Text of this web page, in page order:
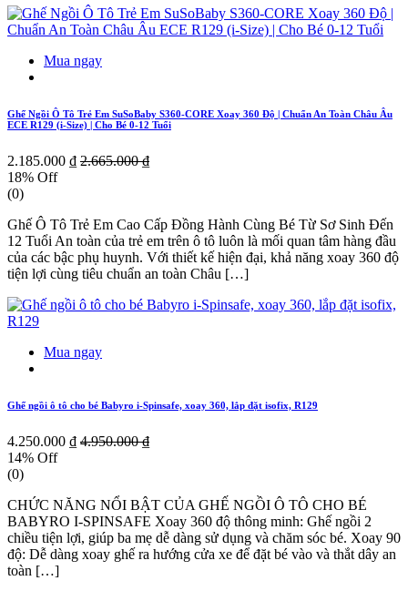
Mua ngay
Ghế Ngồi Ô Tô Trẻ Em SuSoBaby S360-CORE Xoay 360 Độ | Chuẩn An Toàn Châu Âu
ECE R129 (i-Size) | Cho Bé 0-12 Tuổi
2.185.000 ₫ 2.665.000 ₫
18% Off
(0)
Ghế Ô Tô Trẻ Em Cao Cấp Đồng Hành Cùng Bé Từ Sơ Sinh Đến
12 Tuổi An toàn của trẻ em trên ô tô luôn là mối quan tâm hàng đầu
của các bậc phụ huynh. Với thiết kế hiện đại, khả năng xoay 360 độ
tiện lợi cùng tiêu chuẩn an toàn Châu […]
Mua ngay
Ghế ngồi ô tô cho bé Babyro i-Spinsafe, xoay 360, lắp đặt isofix, R129
4.250.000 ₫ 4.950.000 ₫
14% Off
(0)
CHỨC NĂNG NỔI BẬT CỦA GHẾ NGỒI Ô TÔ CHO BÉ
BABYRO I-SPINSAFE Xoay 360 độ thông minh: Ghế ngồi 2
chiều tiện lợi, giúp ba mẹ dễ dàng sử dụng và chăm sóc bé. Xoay 90
độ: Dễ dàng xoay ghế ra hướng cửa xe để đặt bé vào và thắt dây an
toàn […]